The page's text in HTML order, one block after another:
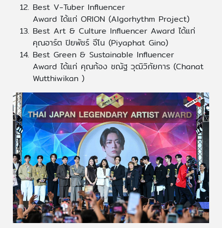
Best V-Tuber Influencer
Award ได้แก่ ORION (Algorhythm Project)
Best Art & Culture Influencer Award ได้แก่
คุณอาร์ต ปิยพัชร์ จีโน (Piyaphat Gino)
Best Green & Sustainable Influencer
Award ได้แก่ คุณก้อง ชณัฐ วุฒิวิกัยการ (Chanat
Wutthiwikan )